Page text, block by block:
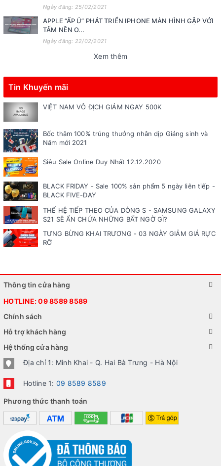
Ngày đăng: 25/02/2021
APPLE “ẤP Ủ” PHÁT TRIỂN IPHONE MÀN HÌNH GẬP VỚI
TẤM NỀN O...
Ngày đăng: 22/02/2021
Xem thêm
Tin Khuyến mãi
VIỆT NAM VÔ ĐỊCH GIẢM NGAY 500K
Bốc thăm 100% trúng thưởng nhân dịp Giáng sinh và
Năm mới 2021
Siêu Sale Online Duy Nhất 12.12.2020
BLACK FRIDAY - Sale 100% sản phẩm 5 ngày liên tiếp -
BLACK FIVE-DAY
THẾ HỆ TIẾP THEO CỦA DÒNG S - SAMSUNG GALAXY
S21 SẼ ẨN CHỨA NHỮNG BẤT NGỜ GÌ?
TƯNG BỪNG KHAI TRƯƠNG - 03 NGÀY GIẢM GIÁ RỰC
RỠ
Thông tin cửa hàng
HOTLINE:09 8589 8589
Chính sách
Hỗ trợ khách hàng
Hệ thống cửa hàng
Địa chỉ 1: Minh Khai - Q. Hai Bà Trưng - Hà Nội
Hotline 1: 09 8589 8589
Phương thức thanh toán